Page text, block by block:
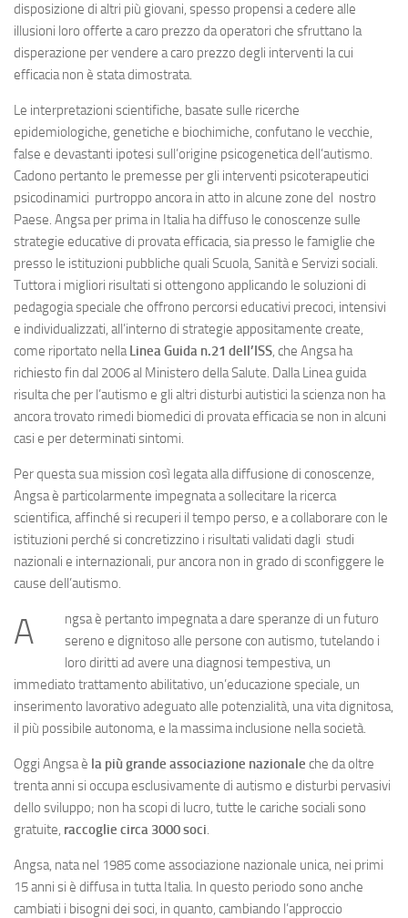
disposizione di altri più giovani, spesso propensi a cedere alle
illusioni loro offerte a caro prezzo da operatori che sfruttano la
disperazione per vendere a caro prezzo degli interventi la cui
efficacia non è stata dimostrata.
Le interpretazioni scientifiche, basate sulle ricerche
epidemiologiche, genetiche e biochimiche, confutano le vecchie,
false e devastanti ipotesi sull’origine psicogenetica dell’autismo.
Cadono pertanto le premesse per gli interventi psicoterapeutici
psicodinamici purtroppo ancora in atto in alcune zone del nostro
Paese. Angsa per prima in Italia ha diffuso le conoscenze sulle
strategie educative di provata efficacia, sia presso le famiglie che
presso le istituzioni pubbliche quali Scuola, Sanità e Servizi sociali.
Tuttora i migliori risultati si ottengono applicando le soluzioni di
pedagogia speciale che offrono percorsi educativi precoci, intensivi
e individualizzati, all’interno di strategie appositamente create,
come riportato nellaLinea Guida n.21 dell’ISS, che Angsa ha
richiesto fin dal 2006 al Ministero della Salute. Dalla Linea guida
risulta che per l’autismo e gli altri disturbi autistici la scienza non ha
ancora trovato rimedi biomedici di provata efficacia se non in alcuni
casi e per determinati sintomi.
Per questa sua mission così legata alla diffusione di conoscenze,
Angsa è particolarmente impegnata a sollecitare la ricerca
scientifica, affinché si recuperi il tempo perso, e a collaborare con le
istituzioni perché si concretizzino i risultati validati dagli studi
nazionali e internazionali, pur ancora non in grado di sconfiggere le
cause dell’autismo.
A
ngsa è pertanto impegnata a dare speranze di un futuro
sereno e dignitoso alle persone con autismo, tutelando i
loro diritti ad avere una diagnosi tempestiva, un
immediato trattamento abilitativo, un’educazione speciale, un
inserimento lavorativo adeguato alle potenzialità, una vita dignitosa,
il più possibile autonoma, e la massima inclusione nella società.
Oggi Angsa è la più grande associazione nazionale che da oltre
trenta anni si occupa esclusivamente di autismo e disturbi pervasivi
dello sviluppo; non ha scopi di lucro, tutte le cariche sociali sono
gratuite, raccoglie circa 3000 soci.
Angsa, nata nel 1985 come associazione nazionale unica, nei primi
15 anni si è diffusa in tutta Italia. In questo periodo sono anche
cambiati i bisogni dei soci, in quanto, cambiando l’approccio